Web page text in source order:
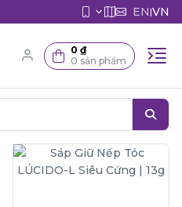
EN|VN
0 ₫
0 sản phẩm